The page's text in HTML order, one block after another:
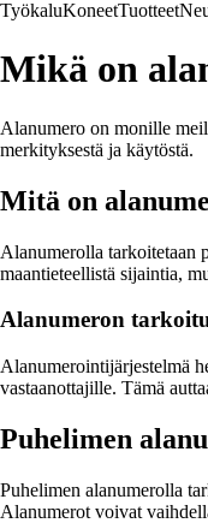
TyökaluKoneetTuotteet
Mikä on
Alanumero on monille
merkityksestä ja käytöstä.
Mitä on
Alanumerolla tarkoitetaan
maantieteellistä sijaintia,
Alanumeron
Alanumerointijärjestelmä
vastaanottajille. Tämä
Puhelimen
Puhelimen alanumerolla
Alanumerot voivat